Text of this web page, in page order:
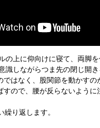
上に仰向けに寝て、両脚を
しながらつま先の閉じ開き
はなく、股関節を動かすの
ので、腰が反らないように
り返します。